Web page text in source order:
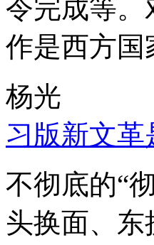
令完成等。
作是西方国
杨光
习版新文
不彻底的“
头换面、